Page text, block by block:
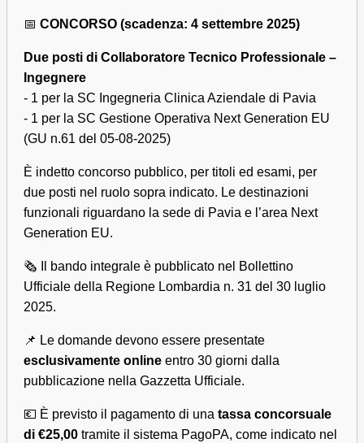
📅 CONCORSO (scadenza: 4 settembre 2025)
Due posti di Collaboratore Tecnico Professionale –
Ingegnere
- 1 per la SC Ingegneria Clinica Aziendale di Pavia
- 1 per la SC Gestione Operativa Next Generation EU
(GU n.61 del 05-08-2025)
È indetto concorso pubblico, per titoli ed esami, per
due posti nel ruolo sopra indicato. Le destinazioni
funzionali riguardano la sede di Pavia e l’area Next
Generation EU.
🗞️ Il bando integrale è pubblicato nel Bollettino
Ufficiale della Regione Lombardia n. 31 del 30 luglio
2025.
📌 Le domande devono essere presentate
esclusivamente online entro 30 giorni dalla
pubblicazione nella Gazzetta Ufficiale.
💶 È previsto il pagamento di una tassa concorsuale
di €25,00 tramite il sistema PagoPA, come indicato nel